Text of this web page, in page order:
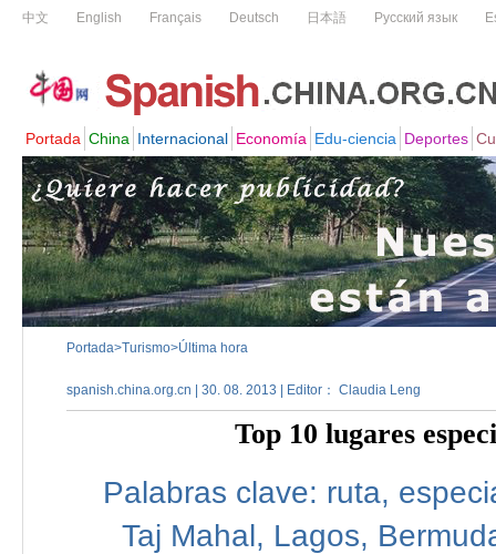
Portada>Turismo>Última hora
spanish.china.org.cn | 30. 08. 2013 | Editor： Claudia Leng
Top 10 lugares
Palabras clave: ruta,
Taj Mahal, Lagos,